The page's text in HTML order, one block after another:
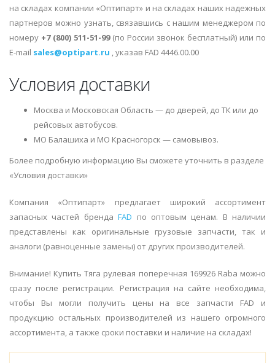
на складах компании «Оптипарт» и на складах наших надежных
партнеров можно узнать, связавшись с нашим менеджером по
номеру +7 (800) 511-51-99(по России звонок бесплатный) или по
E-mail sales@optipart.ru , указав FAD 4446.00.00
Условия доставки
Москва и Московская Область — до дверей, до ТК или до
рейсовых автобусов.
МО Балашиха и МО Красногорск — самовывоз.
Более подробную информацию Вы сможете уточнить в разделе
«Условия доставки»
Компания «Оптипарт» предлагает широкий ассортимент
запасных частей брендаFAD по оптовым ценам. В наличии
представлены как оригинальные грузовые запчасти, так и
аналоги (равноценные замены) от других производителей.
Внимание! Купить Тяга рулевая поперечная 169926 Raba можно
сразу после регистрации. Регистрация на сайте необходима,
чтобы Вы могли получить цены на все запчасти FAD и
продукцию остальных производителей из нашего огромного
ассортимента, а также сроки поставки и наличие на складах!